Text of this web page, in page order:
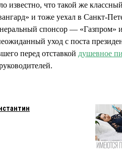
известно, что такой же
и тоже уехал в Санкт-
спонсор — «Газпром»
уход с поста
перед отставкой душевное